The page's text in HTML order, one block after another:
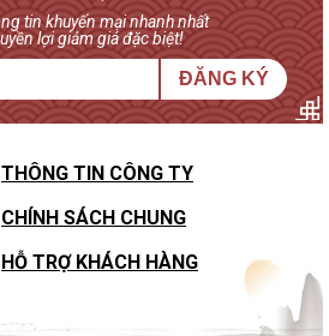
tin khuyến mại nhanh nhất
lợi giảm giá đặc biệt!
ĐĂNG KÝ
THÔNG TIN CÔNG TY
CHÍNH SÁCH CHUNG
HỖ TRỢ KHÁCH HÀNG